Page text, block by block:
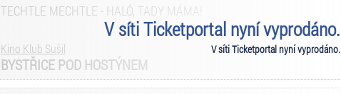
V síti Ticketportal nyní vyprodáno.
V síti Ticketportal nyní vyprodáno.
TECHTLE MECHTLE - HALÓ, TADY MÁMA!
Kino Klub Sušil
BYSTŘICE POD HOSTÝNEM